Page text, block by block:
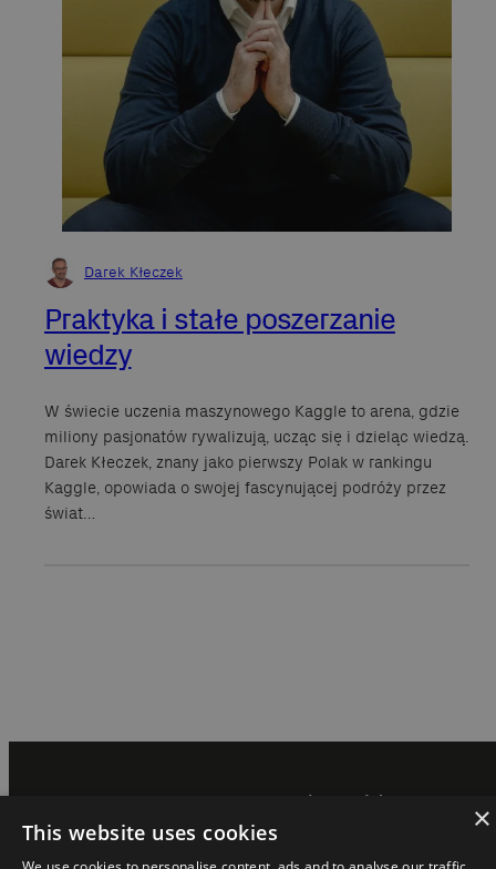
Darek Kłeczek
Praktyka i stałe poszerzanie
wiedzy
W świecie uczenia maszynowego Kaggle to arena, gdzie
miliony pasjonatów rywalizują, ucząc się i dzieląc wiedzą.
Darek Kłeczek, znany jako pierwszy Polak w rankingu
Kaggle, opowiada o swojej fascynującej podróży przez
świat…
Magazyn jest częścią ekosystemu:×
This website uses cookies